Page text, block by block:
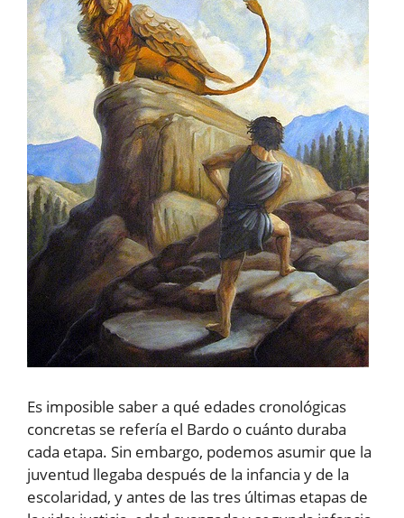
Es imposible saber a qué edades cronológicas
concretas se refería el Bardo o cuánto duraba
cada etapa. Sin embargo, podemos asumir que la
juventud llegaba después de la infancia y de la
escolaridad, y antes de las tres últimas etapas de